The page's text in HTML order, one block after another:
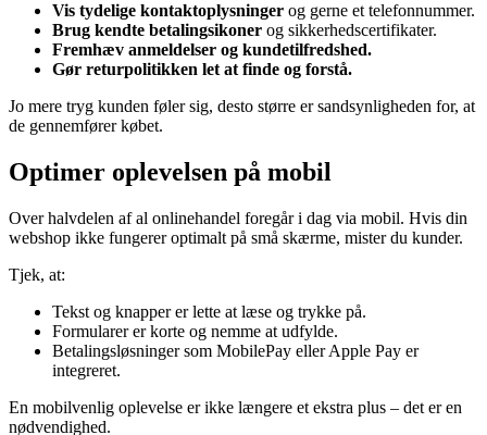
Vis tydelige kontaktoplysninger og gerne et telefonnummer.
Brug kendte betalingsikoner og sikkerhedscertifikater.
Fremhæv anmeldelser og kundetilfredshed.
Gør returpolitikken let at finde og forstå.
Jo mere tryg kunden føler sig, desto større er sandsynligheden for, at
de gennemfører købet.
Optimer oplevelsen på mobil
Over halvdelen af al onlinehandel foregår i dag via mobil. Hvis din
webshop ikke fungerer optimalt på små skærme, mister du kunder.
Tjek, at:
Tekst og knapper er lette at læse og trykke på.
Formularer er korte og nemme at udfylde.
Betalingsløsninger som MobilePay eller Apple Pay er
integreret.
En mobilvenlig oplevelse er ikke længere et ekstra plus – det er en
nødvendighed.